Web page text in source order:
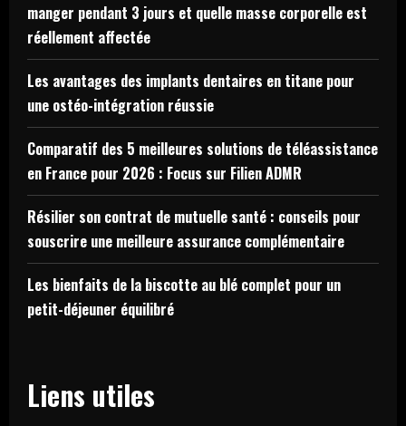
manger pendant 3 jours et quelle masse corporelle est
réellement affectée
Les avantages des implants dentaires en titane pour
une ostéo-intégration réussie
Comparatif des 5 meilleures solutions de téléassistance
en France pour 2026 : Focus sur Filien ADMR
Résilier son contrat de mutuelle santé : conseils pour
souscrire une meilleure assurance complémentaire
Les bienfaits de la biscotte au blé complet pour un
petit-déjeuner équilibré
Liens utiles